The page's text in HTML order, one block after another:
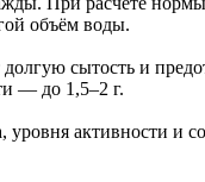
объём воды.
долгую сытость и
— до 1,5–2 г.
активности и